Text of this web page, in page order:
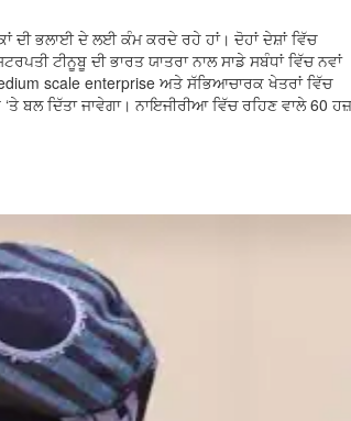
ਦੀ ਭਲਾਈ ਦੇ ਲਈ ਕੰਮ ਕਰਦੇ ਰਹੇ ਹਾਂ। ਦੋਹਾਂ ਦੇਸ਼ਾਂ ਵਿੱਚ
ਟੀਨੂਬੂ ਦੀ ਭਾਰਤ ਯਾਤਰਾ ਨਾਲ ਸਾਡੇ ਸਬੰਧਾਂ ਵਿੱਚ ਨਵਾਂ
scale enterprise ਅਤੇ ਸੱਭਿਆਚਾਰਕ ਖੇਤਰਾਂ ਵਿੱਚ
ਬਲ ਦਿੱਤਾ ਜਾਵੇਗਾ। ਨਾਇਜੀਰੀਆ ਵਿੱਚ ਰਹਿਣ ਵਾਲੇ 60